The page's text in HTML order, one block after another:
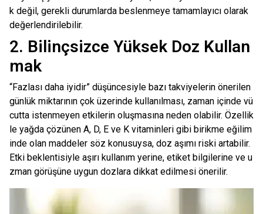
k değil, gerekli durumlarda beslenmeye tamamlayıcı olarak
değerlendirilebilir.
2. Bilinçsizce Yüksek Doz Kullan
mak
“Fazlası daha iyidir” düşüncesiyle bazı takviyelerin önerilen
günlük miktarının çok üzerinde kullanılması, zaman içinde vü
cutta istenmeyen etkilerin oluşmasına neden olabilir. Özellik
le yağda çözünen A, D, E ve K vitaminleri gibi birikme eğilim
inde olan maddeler söz konusuysa, doz aşımı riski artabilir.
Etki beklentisiyle aşırı kullanım yerine, etiket bilgilerine ve u
zman görüşüne uygun dozlara dikkat edilmesi önerilir.